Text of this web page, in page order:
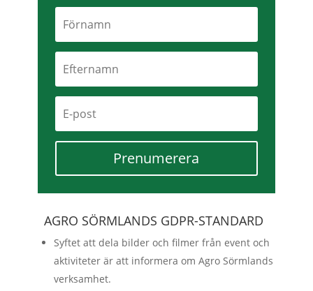
Prenumerera
AGRO SÖRMLANDS GDPR-STANDARD
Syftet att dela bilder och filmer från event och
aktiviteter är att informera om Agro Sörmlands
verksamhet.